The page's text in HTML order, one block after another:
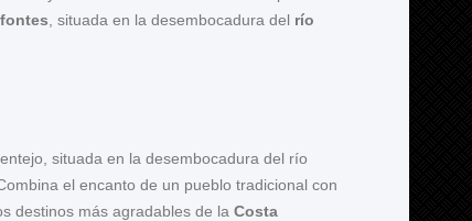
, situada en la desembocadura del río
situada en la desembocadura del río
el encanto de un pueblo tradicional con
destinos más agradables de la Costa